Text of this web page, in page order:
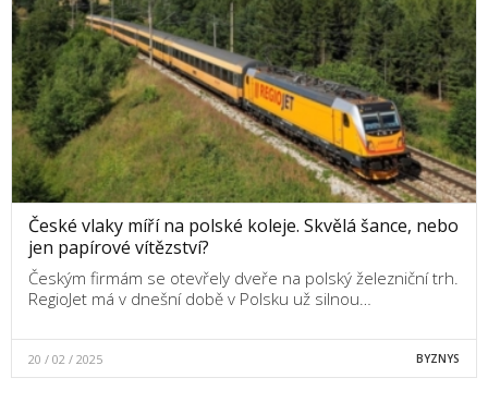
České vlaky míří na polské koleje. Skvělá šance, nebo
jen papírové vítězství?
Českým firmám se otevřely dveře na polský železniční trh.
RegioJet má v dnešní době v Polsku už silnou…
20 / 02 / 2025 BYZNYS